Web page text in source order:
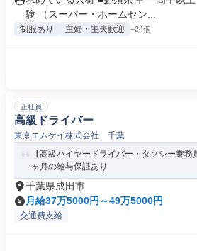
験 （スーパー・ホームセン...
制服あり 主婦・主夫歓迎 +24個
正社員
高級ドライバー
東京エムケイ株式会社 千葉
【高級ハイヤードライバー・タクシー乗
ヶ月の給与保証あり
千葉県成田市
月給37万5000円～49万5000円
交通費支給